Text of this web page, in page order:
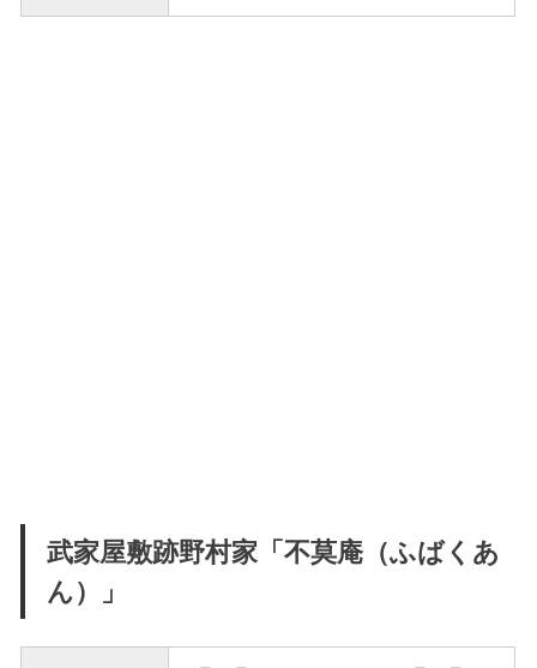
武家屋敷跡野村家「不莫庵（ふばくあ
ん）」